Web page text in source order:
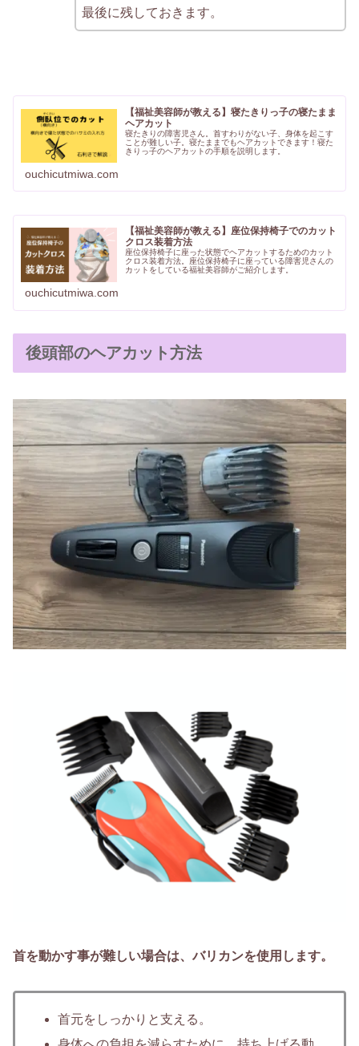
最後に残しておきます。
【福祉美容師が教える】寝たきりっ子の寝たまま
ヘアカット
寝たきりの障害児さん。首すわりがない子、身体を起こす
ことが難しい子。寝たままでもヘアカットできます！寝た
きりっ子のヘアカットの手順を説明します。
ouchicutmiwa.com
【福祉美容師が教える】座位保持椅子でのカット
クロス装着方法
座位保持椅子に座った状態でヘアカットするためのカット
クロス装着方法。座位保持椅子に座っている障害児さんの
カットをしている福祉美容師がご紹介します。
ouchicutmiwa.com
後頭部のヘアカット方法
首を動かす事が難しい場合は、バリカンを使用します。
首元をしっかりと支える。